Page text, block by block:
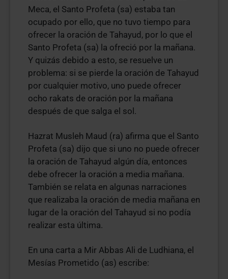
Meca, el Santo Profeta (sa) estaba tan
ocupado por ello, que no tuvo tiempo para
ofrecer la oración de Tahayud, por lo que el
Santo Profeta (sa) la ofreció por la mañana.
Y quizás debido a esto, se resuelve un
problema: si se pierde la oración de Tahayud
por cualquier motivo, uno puede ofrecer
ocho rakats de oración por la mañana
después de que salga el sol.
Hazrat Musleh Maud (ra) afirma que el Santo
Profeta (sa) dijo que si uno no puede ofrecer
la oración de Tahayud algún día, entonces
debe ofrecer la oración a media mañana.
También se relata en algunas narraciones
que realizaba la oración de media mañana en
lugar de la oración del Tahayud si no podía
realizar esta última.
En una carta a Mir Abbas Ali de Ludhiana, el
Mesías Prometido (as) escribe: